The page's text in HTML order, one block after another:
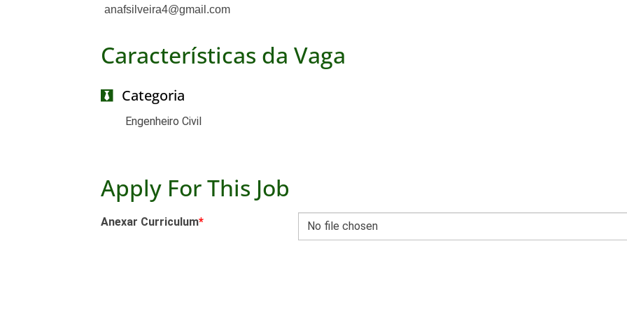
anafsilveira4@gmail.com
Características da Vaga
Categoria
Engenheiro Civil
Apply For This Job
Anexar Curriculum* No file chosen